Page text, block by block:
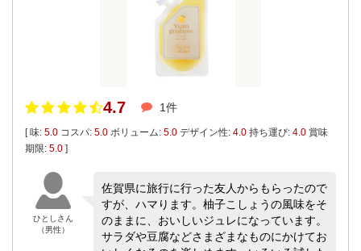
4.7 1件
[ 味: 5.0 コスパ: 5.0 ボリューム: 5.0 デザイン性: 4.0 持ち運び: 4.0 賞味
期限: 5.0 ]
ひとしさん
（男性）
佐賀県に旅行に行った友人からもらったので
すが、ハマります。柚子こしょうの風味をそ
のままに、おいしいジュレになっています。
サラダや豆腐などさまざまなものにかけてお